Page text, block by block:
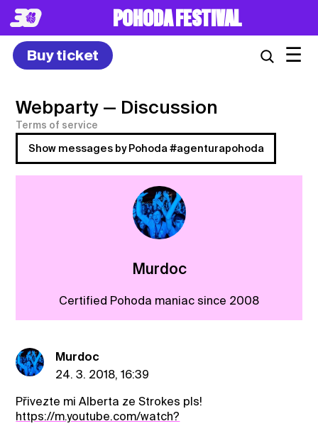
POHODA FESTIVAL
Buy ticket ☰
Webparty — Discussion
Terms of service
Show messages by Pohoda #agenturapohoda
Murdoc
Certified Pohoda maniac since 2008
Murdoc
24. 3. 2018, 16:39
Přivezte mi Alberta ze Strokes pls!
https://m.youtube.com/watch?